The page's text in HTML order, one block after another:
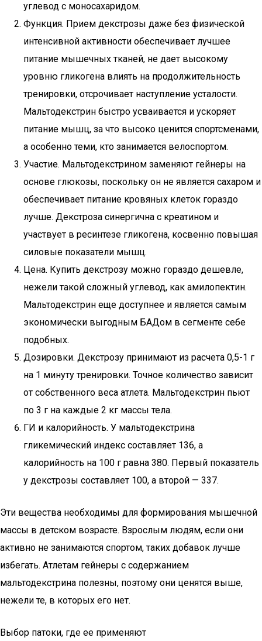
углевод с моносахаридом.
Функция. Прием декстрозы даже без физической
интенсивной активности обеспечивает лучшее
питание мышечных тканей, не дает высокому
уровню гликогена влиять на продолжительность
тренировки, отсрочивает наступление усталости.
Мальтодекстрин быстро усваивается и ускоряет
питание мышц, за что высоко ценится спортсменами,
а особенно теми, кто занимается велоспортом.
Участие. Мальтодекстрином заменяют гейнеры на
основе глюкозы, поскольку он не является сахаром и
обеспечивает питание кровяных клеток гораздо
лучше. Декстроза синергична с креатином и
участвует в ресинтезе гликогена, косвенно повышая
силовые показатели мышц.
Цена. Купить декстрозу можно гораздо дешевле,
нежели такой сложный углевод, как амилопектин.
Мальтодекстрин еще доступнее и является самым
экономически выгодным БАДом в сегменте себе
подобных.
Дозировки. Декстрозу принимают из расчета 0,5-1 г
на 1 минуту тренировки. Точное количество зависит
от собственного веса атлета. Мальтодекстрин пьют
по 3 г на каждые 2 кг массы тела.
ГИ и калорийность. У мальтодекстрина
гликемический индекс составляет 136, а
калорийность на 100 г равна 380. Первый показатель
у декстрозы составляет 100, а второй — 337.
Эти вещества необходимы для формирования мышечной
массы в детском возрасте. Взрослым людям, если они
активно не занимаются спортом, таких добавок лучше
избегать. Атлетам гейнеры с содержанием
мальтодекстрина полезны, поэтому они ценятся выше,
нежели те, в которых его нет.
Выбор патоки, где ее применяют